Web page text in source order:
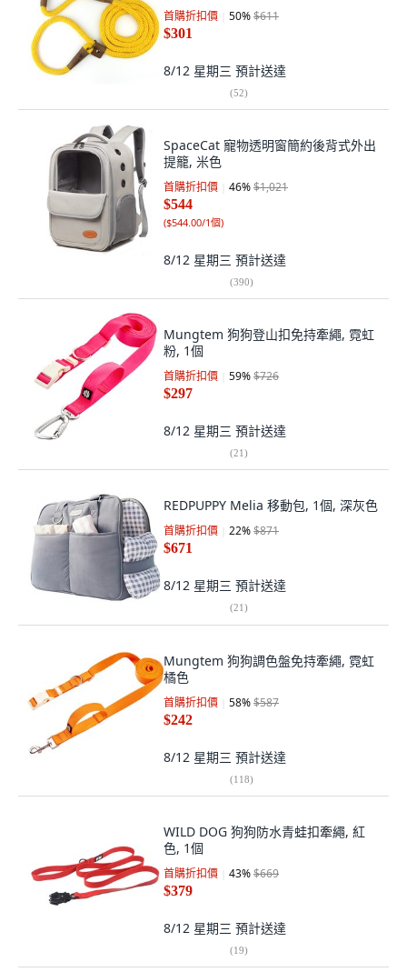
首購折扣價 50%$611
$301
8/12 星期三 預計送達
(52)
SpaceCat 寵物透明窗簡約後背式外出
提籠, 米色
首購折扣價 46%$1,021
$544
($544.00/1個)
8/12 星期三 預計送達
(390)
Mungtem 狗狗登山扣免持牽繩, 霓虹
粉, 1個
首購折扣價 59%$726
$297
8/12 星期三 預計送達
(21)
REDPUPPY Melia 移動包, 1個, 深灰色
首購折扣價 22%$871
$671
8/12 星期三 預計送達
(21)
Mungtem 狗狗調色盤免持牽繩, 霓虹
橘色
首購折扣價 58%$587
$242
8/12 星期三 預計送達
(118)
WILD DOG 狗狗防水青蛙扣牽繩, 紅
色, 1個
首購折扣價 43%$669
$379
8/12 星期三 預計送達
(19)